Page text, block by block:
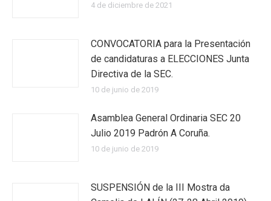
4 de diciembre de 2021
CONVOCATORIA para la Presentación
de candidaturas a ELECCIONES Junta
Directiva de la SEC.
10 de junio de 2019
Asamblea General Ordinaria SEC 20
Julio 2019 Padrón A Coruña.
10 de junio de 2019
SUSPENSIÓN de la III Mostra da